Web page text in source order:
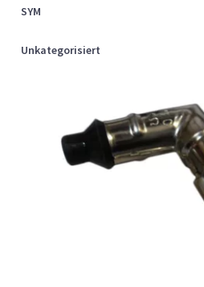
SYM
Unkategorisiert